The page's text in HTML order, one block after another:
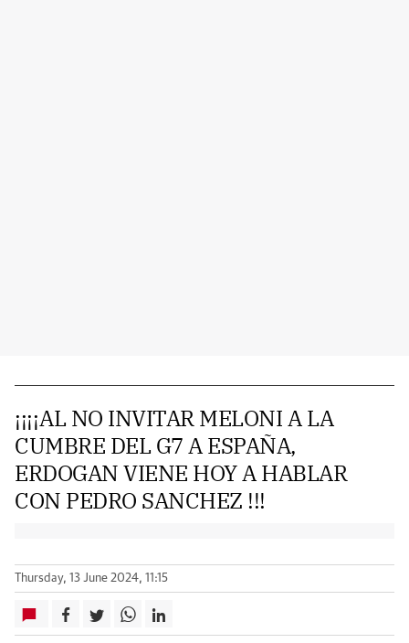
¡¡¡¡AL NO INVITAR MELONI A LA
CUMBRE DEL G7 A ESPAÑA,
ERDOGAN VIENE HOY A HABLAR
CON PEDRO SANCHEZ !!!
Thursday, 13 June 2024, 11:15